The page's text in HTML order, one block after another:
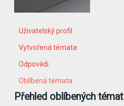
Uživatelský profil
Vytvořená témata
Odpovědi
Oblíbená témata
Přehled oblíbených témat